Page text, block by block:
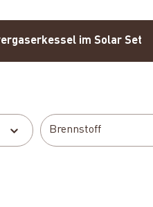
im Solar Set
Brennstoff